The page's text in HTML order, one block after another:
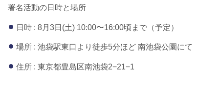
署名活動の日時と場所
日時 : 8月3日(土) 10:00〜16:00頃まで（予定）
場所 : 池袋駅東口より徒歩5分ほど 南池袋公園にて
住所 : 東京都豊島区南池袋2−21−1